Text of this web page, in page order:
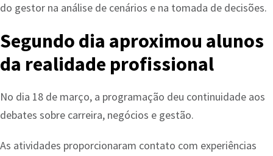
do gestor na análise de cenários e na tomada de decisões.
Segundo dia aproximou alunos
da realidade profissional
No dia 18 de março, a programação deu continuidade aos
debates sobre carreira, negócios e gestão.
As atividades proporcionaram contato com experiências